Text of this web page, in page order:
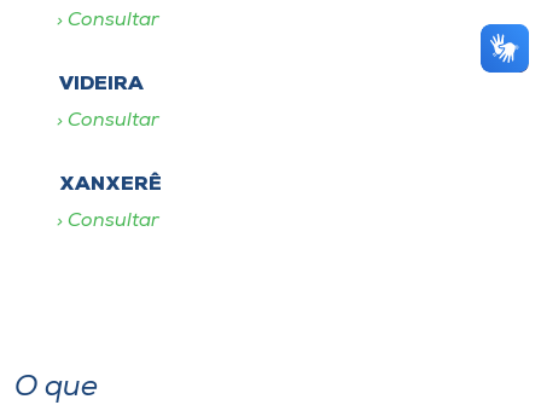
Consultar
VIDEIRA
Consultar
XANXERÊ
Consultar
O que